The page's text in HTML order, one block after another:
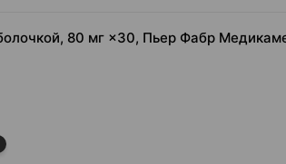
80 мг ×30, Пьер Фабр